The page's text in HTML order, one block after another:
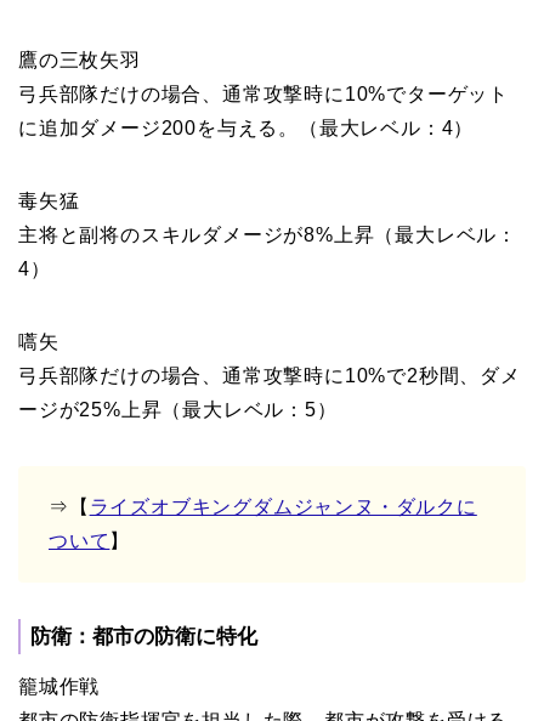
鷹の三枚矢羽
弓兵部隊だけの場合、通常攻撃時に10%でターゲット
に追加ダメージ200を与える。（最大レベル：4）
毒矢猛
主将と副将のスキルダメージが8%上昇（最大レベル：
4）
嚆矢
弓兵部隊だけの場合、通常攻撃時に10%で2秒間、ダメ
ージが25%上昇（最大レベル：5）
⇒【 ライズオブキングダムジャンヌ・ダルクに
ついて 】
防衛：都市の防衛に特化
籠城作戦